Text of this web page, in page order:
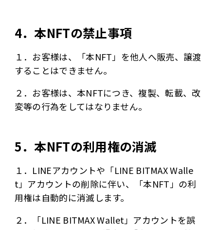
4．本NFTの禁止事項
１．お客様は、「本NFT」を他人へ販売、譲渡
することはできません。
２．お客様は、本NFTにつき、複製、転載、改
変等の行為をしてはなりません。
5．本NFTの利用権の消滅
１．LINEアカウントや「LINE BITMAX Walle
t」アカウントの削除に伴い、「本NFT」の利
用権は自動的に消滅します。
２．「LINE BITMAX Wallet」アカウントを誤